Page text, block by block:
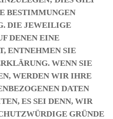
BESTIMMUNGEN
DIE JEWEILIGE
DENEN EINE
ENTNEHMEN SIE
WENN SIE
WERDEN WIR IHRE
DATEN
ES SEI DENN, WIR
GRÜNDE